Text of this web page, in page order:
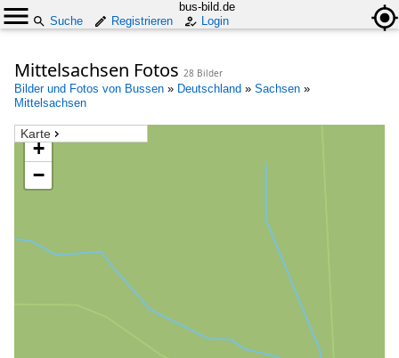
bus-bild.de
Suche
Registrieren Login
Mittelsachsen Fotos 28 Bilder
Bilder und Fotos von Bussen » Deutschland » Sachsen »
Mittelsachsen
Karte
+
−